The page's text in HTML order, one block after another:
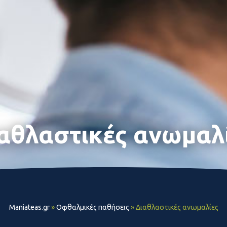
Maniateas.gr»Οφθαλμικές παθήσεις »Διαθλαστικές ανωμαλίες